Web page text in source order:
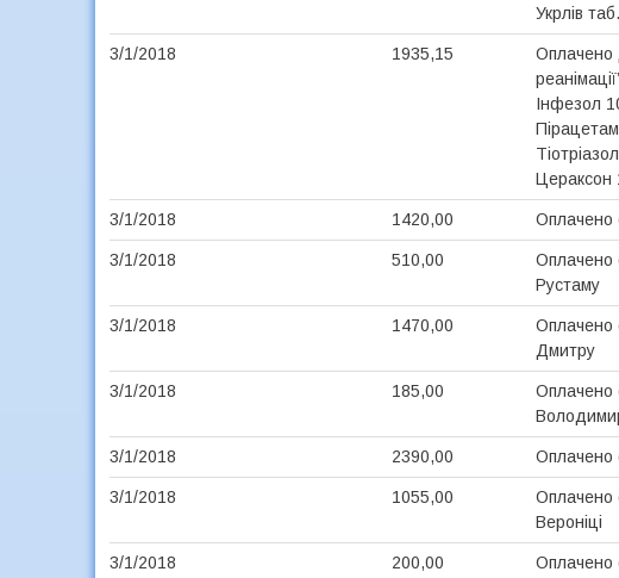
Укрлів
3/1/2018 1935,15
Оплачено
Інфезол
Цераксон
3/1/2018 1420,00 Оплачено
3/1/2018 510,00
Оплачено
Рустаму
3/1/2018 1470,00
Оплачено
Дмитру
3/1/2018 185,00
Оплачено
3/1/2018 2390,00 Оплачено
3/1/2018 1055,00
Оплачено
Вероніці
3/1/2018 200,00 Оплачено